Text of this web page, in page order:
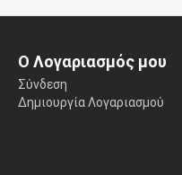
Ο Λογαριασμός μου
Σύνδεση
Δημιουργία Λογαριασμού